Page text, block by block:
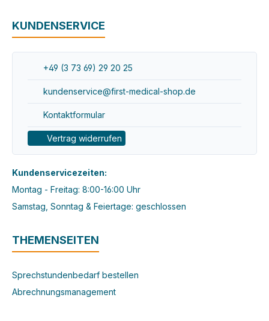
KUNDENSERVICE
+49 (3 73 69) 29 20 25
kundenservice@first-medical-shop.de
Kontaktformular
Vertrag widerrufen
Kundenservicezeiten:
Montag - Freitag: 8:00-16:00 Uhr
Samstag, Sonntag & Feiertage: geschlossen
THEMENSEITEN
Sprechstundenbedarf bestellen
Abrechnungsmanagement